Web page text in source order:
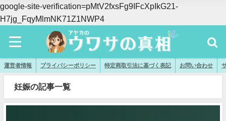
google-site-verification=pMtV2fxsFg9IFcXpIkG21-
H7jg_FqyMlmNK71Z1NWP4
運営者情報 プライバシーポリシー 特定商取引法に基づく表記 お問い合わせ
妊娠の記事一覧